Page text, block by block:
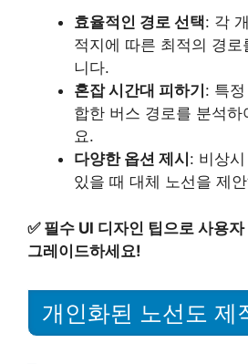
효율적인 경로 선택: 각
적지에 따른 최적의 경
니다.
혼잡 시간대 피하기 : 특
합한 버스 경로를 분석하
요.
다양한 옵션 제시 : 비상
있을 때 대체 노선을 제
✅ 필수 UI 디자인 팁으로 사용
그레이드하세요!
개인화된 노선도 제